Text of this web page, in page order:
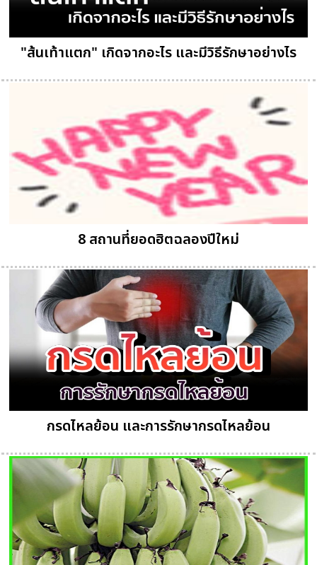
"ส้นเท้าแตก" เกิดจากอะไร และมีวิธีรักษาอย่างไร
8 สถานที่ยอดฮิตฉลองปีใหม่
กรดไหลย้อน และการรักษากรดไหลย้อน